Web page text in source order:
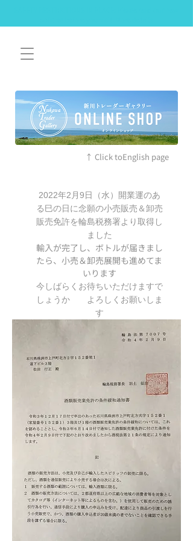
↑ Click toEnglish page
2022年2月9日（水）開業運のあ
る巳の日に念願の小売販売＆卸売
販売免許を輪島税務署より取得し
ました
​輸入が完了し、ボトルが届きまし
たら、小売＆卸売展開も進めてま
いります
今しばらくお待ちいただけますで
しょうか よろしくお願いしま
す